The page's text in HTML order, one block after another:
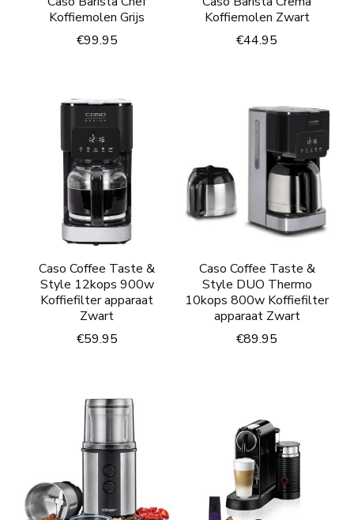
Koffiemolen Grijs
€99.95
Koffiemolen Zwart
€44.95
Caso Coffee Taste &
Style 12kops 900w
Koffiefilter apparaat
Zwart
€59.95
Caso Coffee Taste &
Style DUO Thermo
10kops 800w Koffiefilter
apparaat Zwart
€89.95